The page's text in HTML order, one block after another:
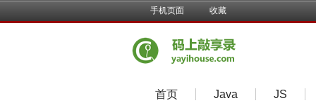
手机页面 收藏
首页 Java JS